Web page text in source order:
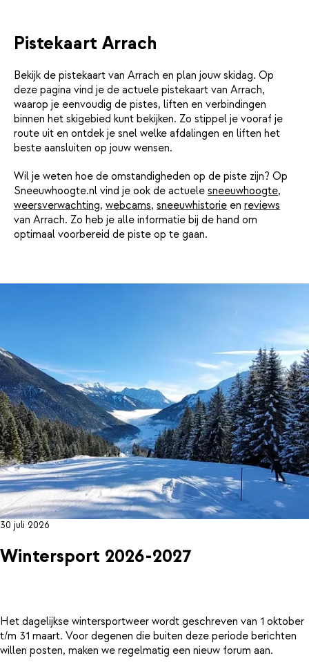
Pistekaart Arrach
Bekijk de pistekaart van Arrach en plan jouw skidag. Op
deze pagina vind je de actuele pistekaart van Arrach,
waarop je eenvoudig de pistes, liften en verbindingen
binnen het skigebied kunt bekijken. Zo stippel je vooraf je
route uit en ontdek je snel welke afdalingen en liften het
beste aansluiten op jouw wensen.
Wil je weten hoe de omstandigheden op de piste zijn? Op
Sneeuwhoogte.nl vind je ook de actuele sneeuwhoogte,
weersverwachting, webcams, sneeuwhistorie en reviews
van Arrach. Zo heb je alle informatie bij de hand om
optimaal voorbereid de piste op te gaan.
30 juli 2026
Wintersport 2026-2027
Het dagelijkse wintersportweer wordt geschreven van 1 oktober
t/m 31 maart. Voor degenen die buiten deze periode berichten
willen posten, maken we regelmatig een nieuw forum aan.